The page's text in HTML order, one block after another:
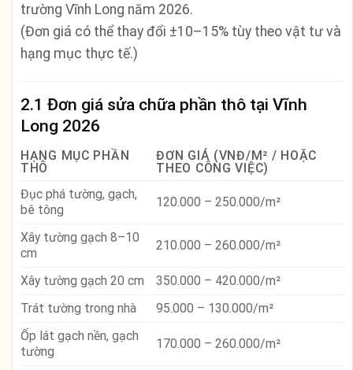
trường Vĩnh Long năm 2026.
(Đơn giá có thể thay đổi ±10–15% tùy theo vật tư và
hạng mục thực tế.)
2.1 Đơn giá sửa chữa phần thô tại Vĩnh
Long 2026
HẠNG MỤC PHẦN
THÔ
ĐƠN GIÁ (VNĐ/M² / HOẶC
THEO CÔNG VIỆC)
Đục phá tường, gạch,
bê tông
120.000 – 250.000/m²
Xây tường gạch 8–10
cm
210.000 – 260.000/m²
Xây tường gạch 20 cm
350.000 – 420.000/m²
Trát tường trong nhà
95.000 – 130.000/m²
Ốp lát gạch nền, gạch
tường
170.000 – 260.000/m²